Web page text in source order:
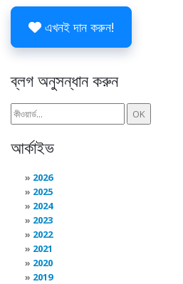
এখনই দান করুন!
ব্লগ অনুসন্ধান করুন
আর্কাইভ
2026
2025
2024
2023
2022
2021
2020
2019